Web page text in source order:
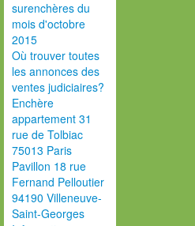
surenchères du
mois d'octobre
2015
Où trouver toutes
les annonces des
ventes judiciaires?
Enchère
appartement 31
rue de Tolbiac
75013 Paris
Pavillon 18 rue
Fernand Pelloutier
94190 Villeneuve-
Saint-Georges